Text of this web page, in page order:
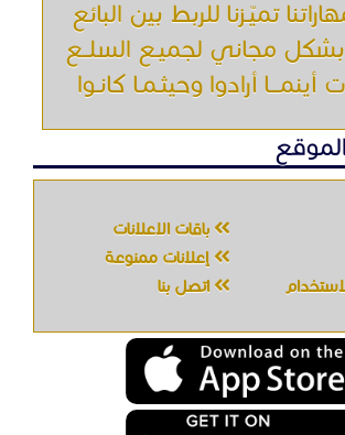
تميّـزنا للربط بين البائع
مجاني لجميـع السلــع
أينمـــا أرادوا وحيثـمـا كانـوا
باقات الإعلانات
إعلانات ممنوعة
اتصل بنا